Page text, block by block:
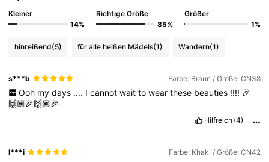
256K Follower
4,76 256K Follower
4,76 256K Follower
Kleiner
14%
Richtige Größe
85%
Größer
1%
hinreißend(5) für alle heißen Mädels(1) Wandern(1)
s***b Farbe: Braun / Größe: CN38
Ooh my days .... I cannot wait to wear these beauties !!!! 🎉
🙌🏾🎉🙌🏾🎉
Hilfreich (4)
l***i Farbe: Khaki / Größe: CN42